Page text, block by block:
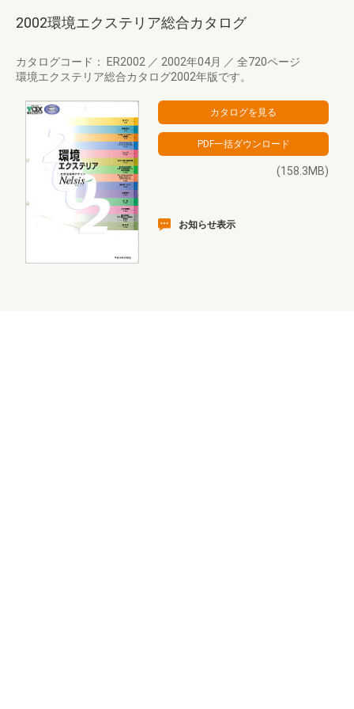
2002環境エクステリア総合カタログ
カタログコード： ER2002 ／ 2002年04月 ／ 全720ページ
環境エクステリア総合カタログ2002年版です。
(158.3MB)
お知らせ表示